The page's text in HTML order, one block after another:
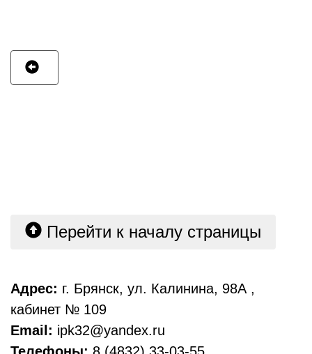
Перейти к началу страницы
Адрес: г. Брянск, ул. Калинина, 98А ,
кабинет № 109
Email: ipk32@yandex.ru